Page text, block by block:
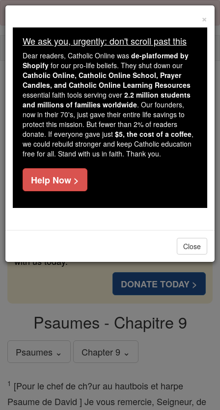
Skip
content
Because of You, 2.2 Million
Students Are Being Formed in the
Faith
Because of generous supporters like you,
Catholic Online School has already delivered
free, faithful Catholic education to over 2.2
million students across 193 countries. In an age
of noise and algorithms, you are helping form
souls with truth, prayer, Scripture, and Christ.
If everyone who reads this gave just $5 — the
families and keep this life-changing formation
free for all. Be Courageous. Be Catholic. Stand
with us today.
DONATE TODAY >
Psaumes - Chapitre 9
Psaumes ⌄ Chapter 9 ⌄
1 [Pour le chef de ch?ur au hautbois et harpe
Psaume de David ] Je vous remercie, Seigneur, de
×
We ask you, urgently: don't scroll past this
Dear readers, Catholic Online was de-platformed by
Shopify for our pro-life beliefs. They shut down our
Catholic Online, Catholic Online School, Prayer
Candles, and Catholic Online Learning Resources
essential faith tools serving over 2.2 million students
and millions of families worldwide. Our founders,
now in their 70's, just gave their entire life savings to
protect this mission. But fewer than 2% of readers
donate. If everyone gave just $5, the cost of a coffee,
we could rebuild stronger and keep Catholic education
free for all. Stand with us in faith. Thank you.
Help Now >
Close